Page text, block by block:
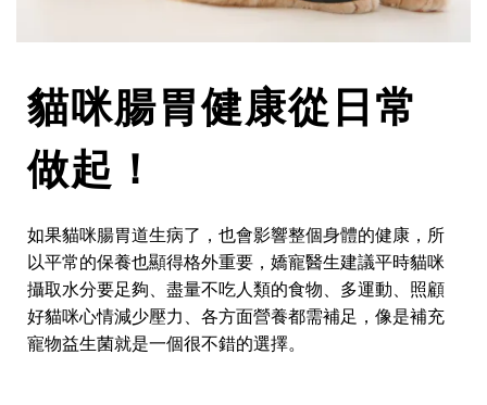
貓咪腸胃健康從日常
做起！
如果貓咪腸胃道生病了，也會影響整個身體的健康，所
以平常的保養也顯得格外重要，嬌寵醫生建議平時貓咪
攝取水分要足夠、盡量不吃人類的食物、多運動、照顧
好貓咪心情減少壓力、各方面營養都需補足，像是補充
寵物益生菌就是一個很不錯的選擇。